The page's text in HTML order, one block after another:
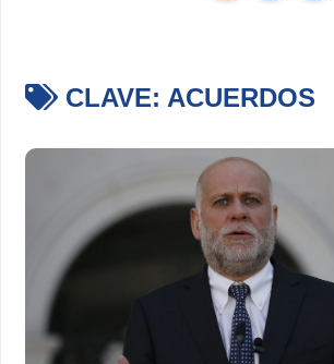
CLAVE: ACUERDOS